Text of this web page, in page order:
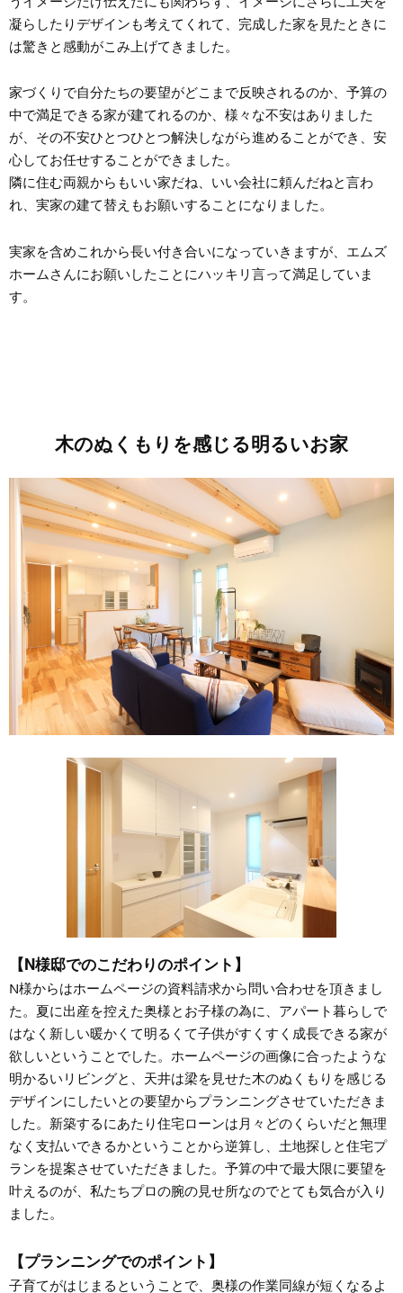
凝らしたりデザインも考えてくれて、完成した家を見たときに
は驚きと感動がこみ上げてきました。
家づくりで自分たちの要望がどこまで反映されるのか、予算の
中で満足できる家が建てれるのか、様々な不安はありました
が、その不安ひとつひとつ解決しながら進めることができ、安
心してお任せすることができました。
隣に住む両親からもいい家だね、いい会社に頼んだねと言わ
れ、実家の建て替えもお願いすることになりました。
実家を含めこれから長い付き合いになっていきますが、エムズ
ホームさんにお願いしたことにハッキリ言って満足していま
す。
木のぬくもりを感じる明るいお家
【N様邸でのこだわりのポイント】
N様からはホームページの資料請求から問い合わせを頂きまし
た。夏に出産を控えた奥様とお子様の為に、アパート暮らしで
はなく新しい暖かくて明るくて子供がすくすく成長できる家が
欲しいということでした。ホームページの画像に合ったような
明かるいリビングと、天井は梁を見せた木のぬくもりを感じる
デザインにしたいとの要望からプランニングさせていただきま
した。新築するにあたり住宅ローンは月々どのくらいだと無理
なく支払いできるかということから逆算し、土地探しと住宅プ
ランを提案させていただきました。予算の中で最大限に要望を
叶えるのが、私たちプロの腕の見せ所なのでとても気合が入り
ました。
【プランニングでのポイント】
子育てがはじまるということで、奥様の作業同線が短くなるよ